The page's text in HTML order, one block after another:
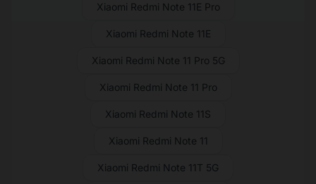
Xiaomi Redmi Note 11E Pro
Xiaomi Redmi Note 11E
Xiaomi Redmi Note 11 Pro 5G
Xiaomi Redmi Note 11 Pro
Xiaomi Redmi Note 11S
Xiaomi Redmi Note 11
Xiaomi Redmi Note 11T 5G